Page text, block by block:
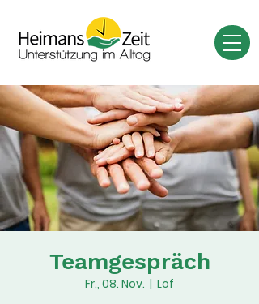
Teamgespräch
Fr., 08. Nov.
  |
Löf